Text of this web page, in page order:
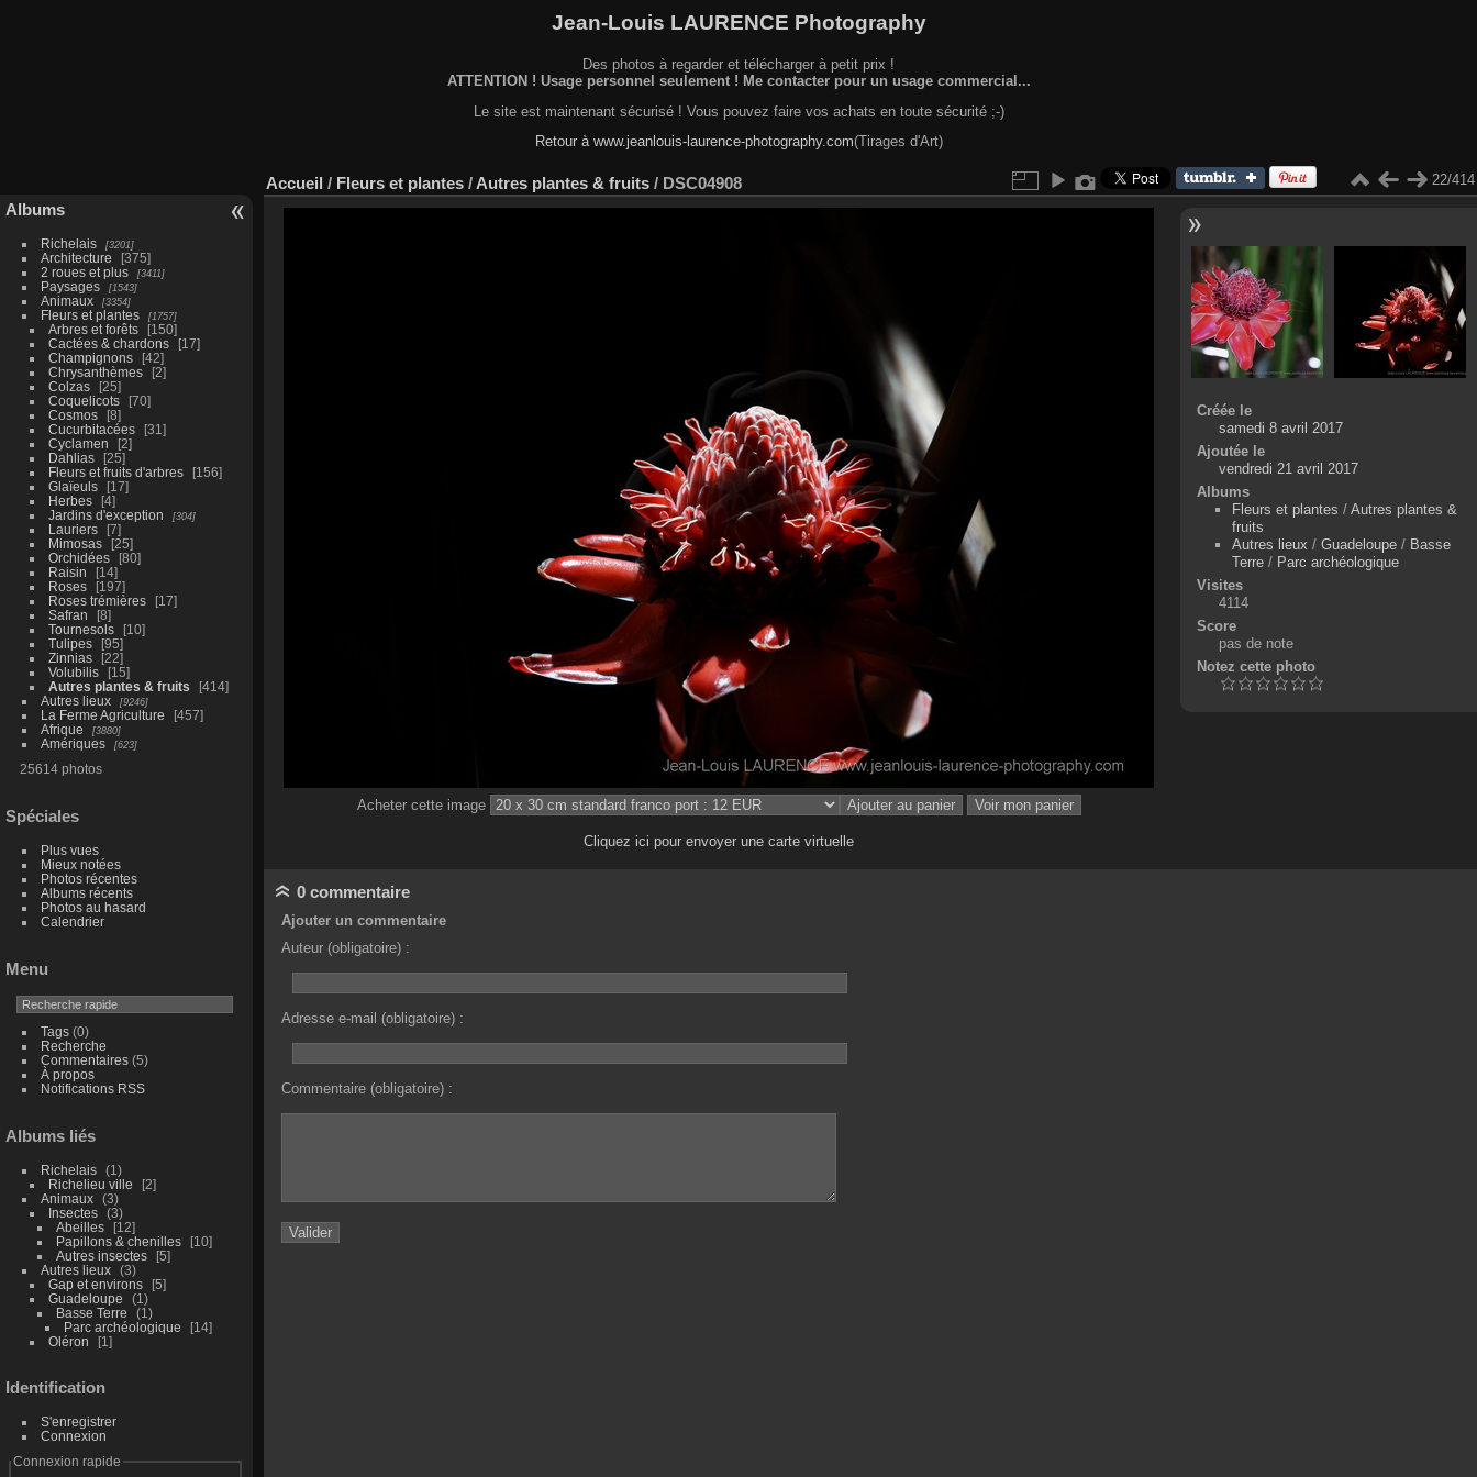
Jean-Louis LAURENCE Photography
Des photos à regarder et télécharger à petit prix !
ATTENTION ! Usage personnel seulement ! Me contacter pour un usage commercial...
Le site est maintenant sécurisé ! Vous pouvez faire vos achats en toute sécurité ;-)
Retour à www.jeanlouis-laurence-photography.com(Tirages d'Art)
Albums
Richelais 3201
Architecture
375
2 roues et plus
3411
Paysages 1543
Animaux 3354
Fleurs et plantes 1757
Arbres et forêts
150
Cactées & chardons
17
Champignons
42
Chrysanthèmes
2
Colzas
25
Coquelicots
70
Cosmos
8
Cucurbitacées
31
Cyclamen
2
Dahlias
25
Fleurs et fruits d'arbres
156
Glaïeuls
17
Herbes
4
Jardins d'exception
304
Lauriers
7
Mimosas
25
Orchidées
80
Raisin
14
Roses
197
Roses trémières
17
Safran
8
Tournesols
10
Tulipes
95
Zinnias
22
Volubilis
15
Autres plantes & fruits
414
Autres lieux
9246
La Ferme Agriculture
457
Afrique
3880
Amériques 623
25614 photos
Spéciales
Plus vues
Mieux notées
Photos récentes
Albums récents
Photos au hasard
Calendrier
Menu
Tags(0)
Recherche
Commentaires(5)
À propos
Notifications RSS
Albums liés
Richelais
1
Richelieu ville
2
Animaux
3
Insectes
3
Abeilles
12
Papillons & chenilles
10
Autres insectes
5
Autres lieux
3
Gap et environs
5
Guadeloupe
1
Basse Terre
1
Parc archéologique
14
Oléron
1
Identification
S'enregistrer
Connexion
Connexion rapide
Accueil / Fleurs et plantes / Autres plantes & fruits / DSC04908 22/414
Acheter cette image
Cliquez ici pour envoyer une carte virtuelle
Créée le
samedi 8 avril 2017
Ajoutée le
vendredi 21 avril 2017
Albums
Fleurs et plantes /Autres plantes &
fruits
Autres lieux /Guadeloupe / Basse
Terre / Parc archéologique
Visites
4114
Score
pas de note
Notez cette photo
0 commentaire
Ajouter un commentaire
Auteur (obligatoire) :
Adresse e-mail (obligatoire) :
Commentaire (obligatoire) :